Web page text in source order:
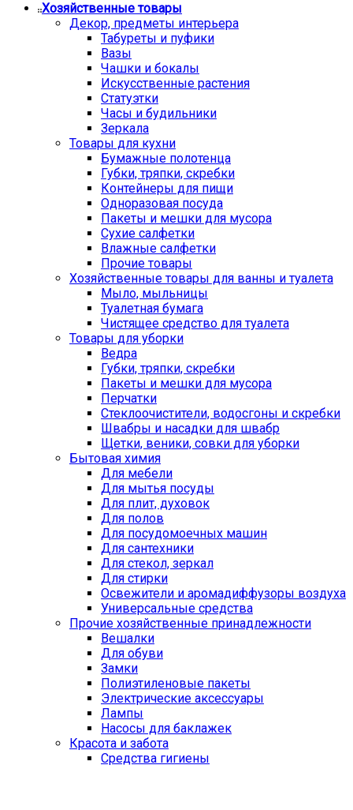
Хозяйственные товары
Декор, предметы интерьера
Табуреты и пуфики
Вазы
Чашки и бокалы
Искусственные растения
Статуэтки
Часы и будильники
Зеркала
Товары для кухни
Бумажные полотенца
Губки, тряпки, скребки
Контейнеры для пищи
Одноразовая посуда
Пакеты и мешки для мусора
Сухие салфетки
Влажные салфетки
Прочие товары
Хозяйственные товары для ванны и туалета
Мыло, мыльницы
Туалетная бумага
Чистящее средство для туалета
Товары для уборки
Ведра
Губки, тряпки, скребки
Пакеты и мешки для мусора
Перчатки
Стеклоочистители, водосгоны и скребки
Швабры и насадки для швабр
Щетки, веники, совки для уборки
Бытовая химия
Для мебели
Для мытья посуды
Для плит, духовок
Для полов
Для посудомоечных машин
Для сантехники
Для стекол, зеркал
Для стирки
Освежители и аромадиффузоры воздуха
Универсальные средства
Прочие хозяйственные принадлежности
Вешалки
Для обуви
Замки
Полиэтиленовые пакеты
Электрические аксессуары
Лампы
Насосы для баклажек
Красота и забота
Средства гигиены